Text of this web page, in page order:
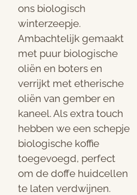
ons biologisch
winterzeepje.
Ambachtelijk gemaakt
met puur biologische
oliën en boters en
verrijkt met etherische
oliën van gember en
kaneel. Als extra touch
hebben we een schepje
biologische koffie
toegevoegd, perfect
om de doffe huidcellen
te laten verdwijnen.